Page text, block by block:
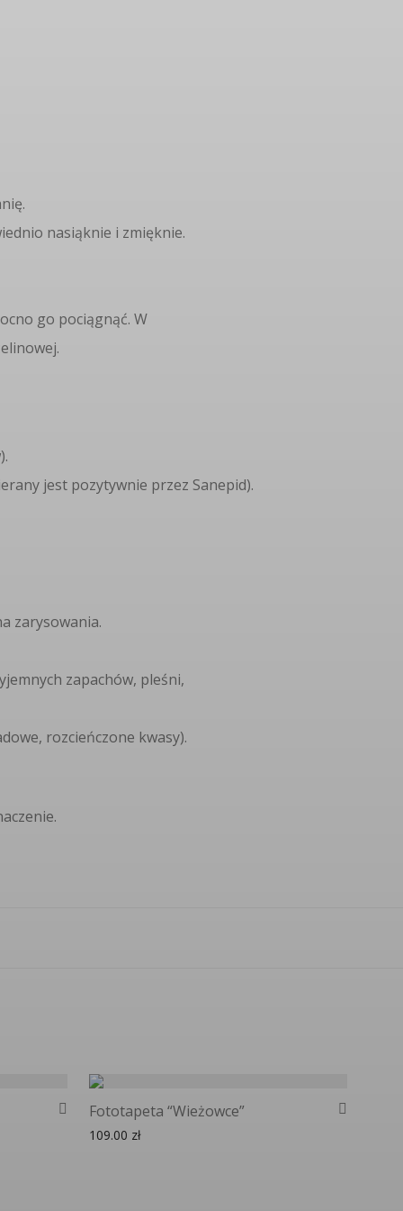
nasiąknie i zmięknie.
go pociągnąć. W
jest pozytywnie przez Sanepid).
zarysowania.
zapachów, pleśni,
rozcieńczone kwasy).
Fototapeta “Wieżowce”
109.00 zł